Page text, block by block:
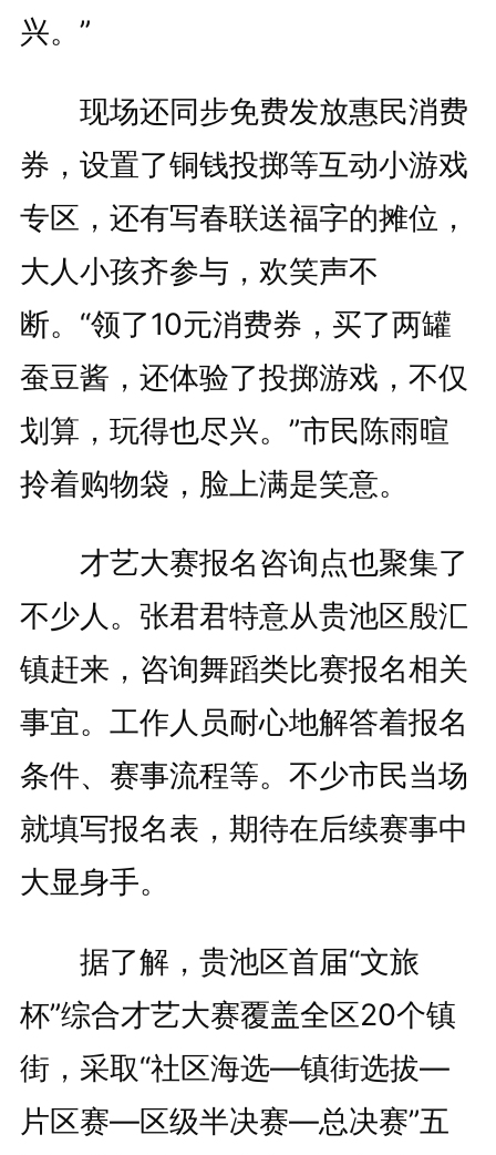
兴。”
现场还同步免费发放惠民消费
券，设置了铜钱投掷等互动小游戏
专区，还有写春联送福字的摊位，
大人小孩齐参与，欢笑声不
断。“领了10元消费券，买了两罐
蚕豆酱，还体验了投掷游戏，不仅
划算，玩得也尽兴。”市民陈雨暄
拎着购物袋，脸上满是笑意。
才艺大赛报名咨询点也聚集了
不少人。张君君特意从贵池区殷汇
镇赶来，咨询舞蹈类比赛报名相关
事宜。工作人员耐心地解答着报名
条件、赛事流程等。不少市民当场
就填写报名表，期待在后续赛事中
大显身手。
据了解，贵池区首届“文旅
杯”综合才艺大赛覆盖全区20个镇
街，采取“社区海选—镇街选拔—
片区赛—区级半决赛—总决赛”五